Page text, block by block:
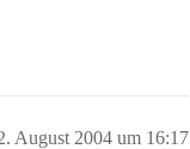
August 2004 um 16:17